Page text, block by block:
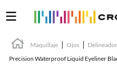
Maquillaje Ojos
Precision Waterproof Liquid Eyeliner